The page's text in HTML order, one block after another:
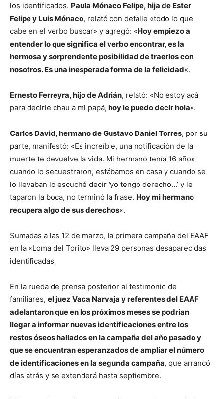
los identificados. Paula Mónaco Felipe, hija de Ester
Felipe y Luis Mónaco, relató con detalle «todo lo que
cabe en el verbo buscar» y agregó: «Hoy empiezo a
entender lo que significa el verbo encontrar, es la
hermosa y sorprendente posibilidad de traerlos con
nosotros. Es una inesperada forma de la felicidad«.
Ernesto Ferreyra, hijo de Adrián, relató: «No estoy acá
para decirle chau a mi papá, hoy le puedo decir hola«.
Carlos David, hermano de Gustavo Daniel Torres, por su
parte, manifestó: «Es increíble, una notificación de la
muerte te devuelve la vida. Mi hermano tenía 16 años
cuando lo secuestraron, estábamos en casa y cuando se
lo llevaban lo escuché decir ‘yo tengo derecho…’ y le
taparon la boca, no terminó la frase. Hoy mi hermano
recupera algo de sus derechos«.
Sumadas a las 12 de marzo, la primera campaña del EAAF
en la «Loma del Torito» lleva 29 personas desaparecidas
identificadas.
En la rueda de prensa posterior al testimonio de
familiares, el juez Vaca Narvaja y referentes del EAAF
adelantaron que en los próximos meses se podrían
llegar a informar nuevas identificaciones entre los
restos óseos hallados en la campaña del año pasado y
que se encuentran esperanzados de ampliar el número
de identificaciones en la segunda campaña, que arrancó
días atrás y se extenderá hasta septiembre.